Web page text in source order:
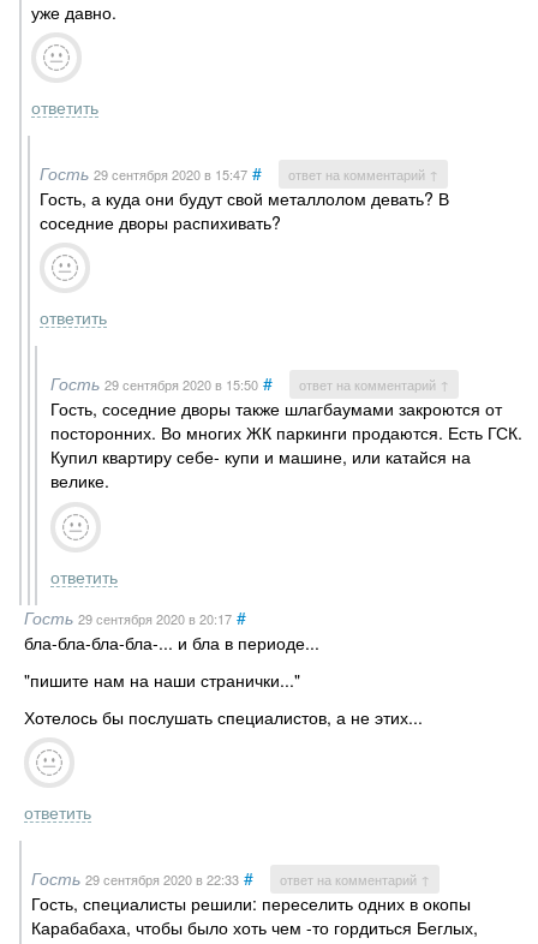
уже давно.
ответить
Гость 29 сентября 2020в 15:47 # ответ на комментарий ↑
Гость, а куда они будут свой металлолом девать? В
соседние дворы распихивать?
ответить
Гость 29 сентября 2020в 15:50 # ответ на комментарий ↑
Гость, соседние дворы также шлагбаумами закроются от
посторонних. Во многих ЖК паркинги продаются. Есть ГСК.
Купил квартиру себе- купи и машине, или катайся на
велике.
ответить
Гость 29 сентября 2020в 20:17 #
бла-бла-бла-бла-... и бла в периоде...
"пишите нам на наши странички..."
Хотелось бы послушать специалистов, а не этих...
ответить
Гость 29 сентября 2020в 22:33 # ответ на комментарий ↑
Гость, специалисты решили: переселить одних в окопы
Карабабаха, чтобы было хоть чем -то гордиться Беглых,